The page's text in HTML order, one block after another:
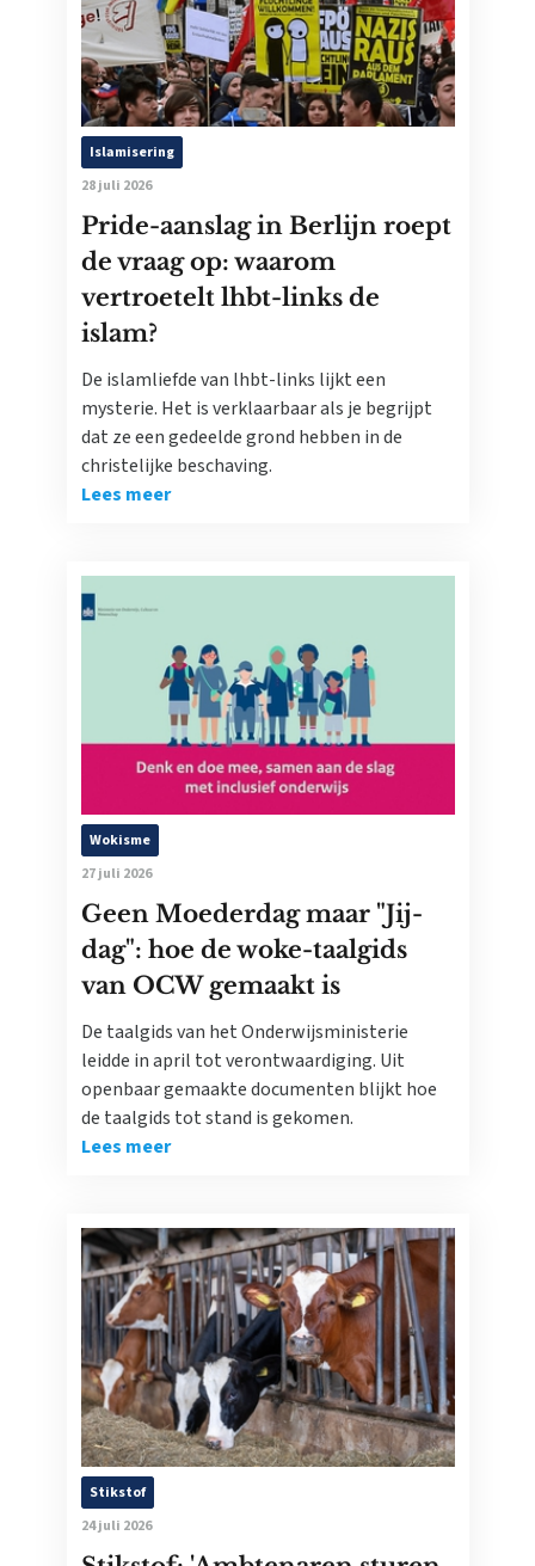
Islamisering
28 juli 2026
Pride-aanslag in Berlijn roept
de vraag op: waarom
vertroetelt lhbt-links de
islam?
De islamliefde van lhbt-links lijkt een
mysterie. Het is verklaarbaar als je begrijpt
dat ze een gedeelde grond hebben in de
christelijke beschaving.
Lees meer
Wokisme
27 juli 2026
Geen Moederdag maar "Jij-
dag": hoe de woke-taalgids
van OCW gemaakt is
De taalgids van het Onderwijsministerie
leidde in april tot verontwaardiging. Uit
openbaar gemaakte documenten blijkt hoe
de taalgids tot stand is gekomen.
Lees meer
Stikstof
24 juli 2026